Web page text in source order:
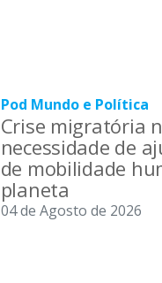
Pod Mundo e Política
Crise migratória
necessidade de
de mobilidade
planeta
04 de Agosto de 2026